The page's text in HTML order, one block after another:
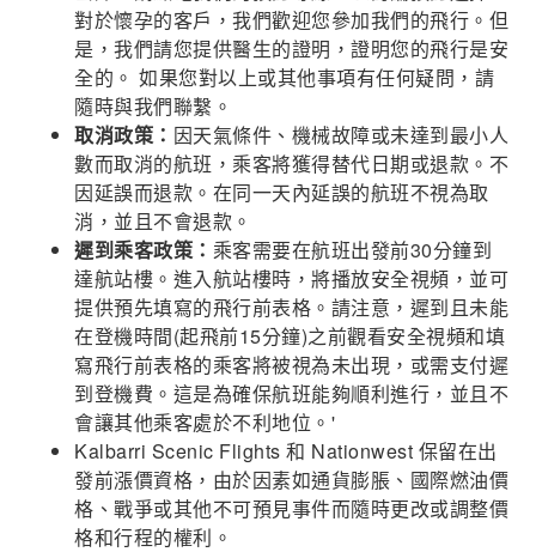
對於懷孕的客戶，我們歡迎您參加我們的飛行。但
是，我們請您提供醫生的證明，證明您的飛行是安
全的。 如果您對以上或其他事項有任何疑問，請
隨時與我們聯繫。
取消政策： 因天氣條件、機械故障或未達到最小人
數而取消的航班，乘客將獲得替代日期或退款。不
因延誤而退款。在同一天內延誤的航班不視為取
消，並且不會退款。
遲到乘客政策： 乘客需要在航班出發前30分鐘到
達航站樓。進入航站樓時，將播放安全視頻，並可
提供預先填寫的飛行前表格。請注意，遲到且未能
在登機時間(起飛前15分鐘)之前觀看安全視頻和填
寫飛行前表格的乘客將被視為未出現，或需支付遲
到登機費。這是為確保航班能夠順利進行，並且不
會讓其他乘客處於不利地位。'
Kalbarri Scenic Flights 和 Nationwest 保留在出
發前漲價資格，由於因素如通貨膨脹、國際燃油價
格、戰爭或其他不可預見事件而隨時更改或調整價
格和行程的權利。